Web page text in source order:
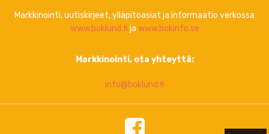
Markkinointi, uutiskirjeet, ylläpitoasiat ja informaatio verkossa
www.boklund.fi ja www.bokinfo.se
Markkinointi, ota yhteyttä:
info@boklund.fi